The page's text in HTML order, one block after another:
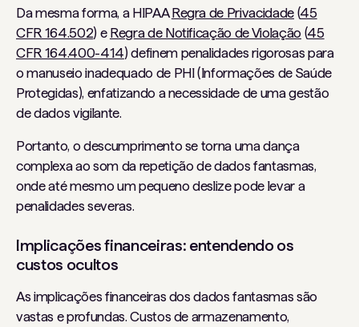
Da mesma forma, a HIPAARegra de Privacidade (45
CFR 164.502) e Regra de Notificação de Violação (45
CFR 164.400-414) definem penalidades rigorosas para
o manuseio inadequado de PHI (Informações de Saúde
Protegidas), enfatizando a necessidade de uma gestão
de dados vigilante.
Portanto, o descumprimento se torna uma dança
complexa ao som da repetição de dados fantasmas,
onde até mesmo um pequeno deslize pode levar a
penalidades severas.
Implicações financeiras: entendendo os
custos ocultos
As implicações financeiras dos dados fantasmas são
vastas e profundas. Custos de armazenamento,